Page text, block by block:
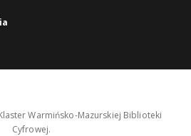
Warmińsko-Mazurskiej Biblioteki
Cyfrowej.